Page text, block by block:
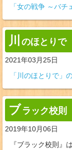
「女の戦争 ～バ
川 のほとりで
2021年03月25日
「川のほとりで」
ブ ラック校則
2019年10月06日
『ブラック校則』